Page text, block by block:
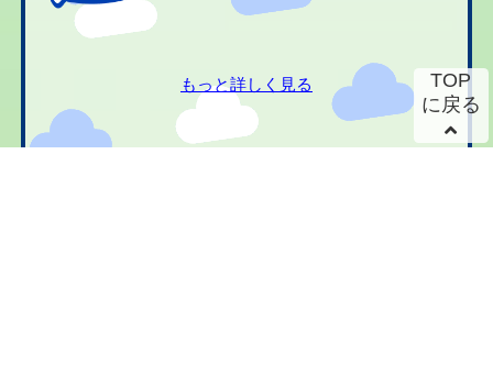
もっと詳しく見る
TOP
に戻る